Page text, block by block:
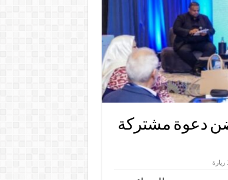
دعوة مشتركة